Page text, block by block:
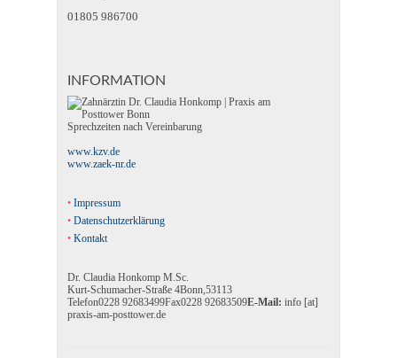
01805 986700
INFORMATION
Sprechzeiten nach Vereinbarung
www.kzv.de
www.zaek-nr.de
Impressum
Datenschutzerklärung
Kontakt
Dr. Claudia Honkomp M.Sc.
Kurt-Schumacher-Straße 4Bonn,53113
Telefon0228 92683499Fax0228 92683509E-Mail: info [at]
praxis-am-posttower.de